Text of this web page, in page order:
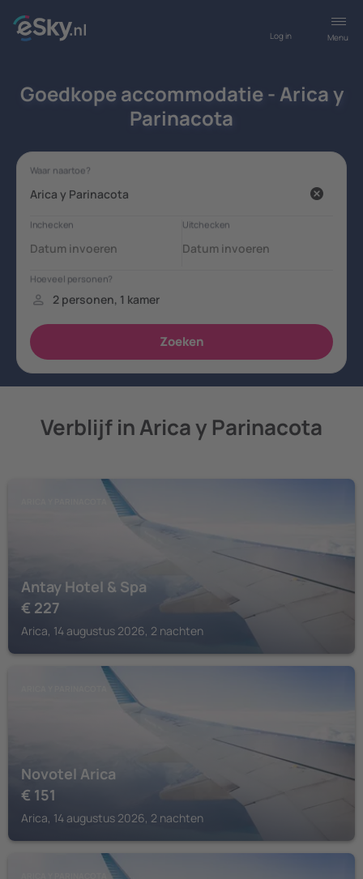
Menu
Log in
Goedkope accommodatie - Arica y
Parinacota
Verblijf in Arica y Parinacota
Antay Hotel & Spa
€ 227
Arica, 14 augustus 2026, 2 nachten
Novotel Arica
€ 151
Arica, 14 augustus 2026, 2 nachten